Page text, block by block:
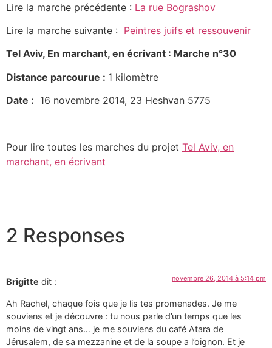
Lire la marche précédente : La rue Bograshov
Lire la marche suivante : Peintres juifs et ressouvenir
Tel Aviv, En marchant, en écrivant : Marche n°30
Distance parcourue : 1 kilomètre
Date : 16 novembre 2014, 23 Heshvan 5775
Pour lire toutes les marches du projet Tel Aviv, en
marchant, en écrivant
2 Responses
Brigitte dit : novembre 26, 2014 à 5:14 pm
Ah Rachel, chaque fois que je lis tes promenades. Je me
souviens et je découvre : tu nous parle d’un temps que les
moins de vingt ans… je me souviens du café Atara de
Jérusalem, de sa mezzanine et de la soupe a l’oignon. Et je